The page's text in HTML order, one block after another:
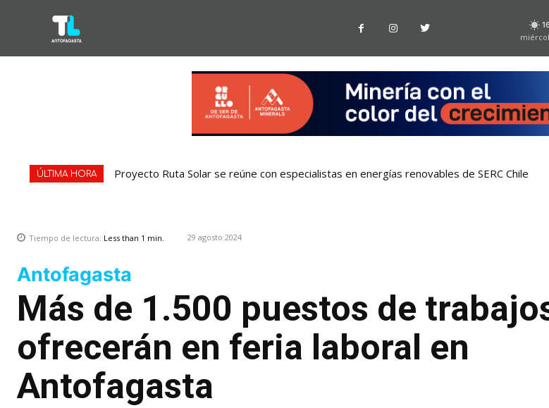
ÚLTIMA HORA Proyecto Ruta Solar se reúne con especialistas en energías renovables de SERC Chile
Tiempo de lectura: Less than 1 min. 29 agosto 2024
Antofagasta
Más de 1.500 puestos de
ofrecerán en feria laboral en
Antofagasta